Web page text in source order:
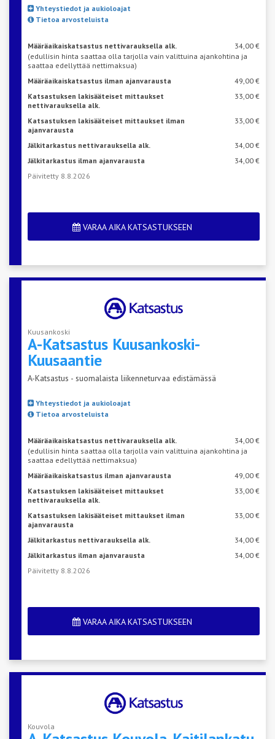
Yhteystiedot ja aukioloajat
Tietoa arvosteluista
Määräaikaiskatsastus nettivarauksella alk.
34,00 €
(edullisin hinta saattaa olla tarjolla vain valittuina ajankohtina ja
saattaa edellyttää nettimaksua)
Määräaikaiskatsastus ilman ajanvarausta
49,00 €
Katsastuksen lakisääteiset mittaukset
nettivarauksella alk.
33,00 €
Katsastuksen lakisääteiset mittaukset ilman
ajanvarausta
33,00 €
Jälkitarkastus nettivarauksella alk.
34,00 €
Jälkitarkastus ilman ajanvarausta
34,00 €
Päivitetty 8.8.2026
VARAA AIKA KATSASTUKSEEN
Kuusankoski
A-Katsastus Kuusankoski-
Kuusaantie
A-Katsastus - suomalaista liikenneturvaa edistämässä
Yhteystiedot ja aukioloajat
Tietoa arvosteluista
Määräaikaiskatsastus nettivarauksella alk.
34,00 €
(edullisin hinta saattaa olla tarjolla vain valittuina ajankohtina ja
saattaa edellyttää nettimaksua)
Määräaikaiskatsastus ilman ajanvarausta
49,00 €
Katsastuksen lakisääteiset mittaukset
nettivarauksella alk.
33,00 €
Katsastuksen lakisääteiset mittaukset ilman
ajanvarausta
33,00 €
Jälkitarkastus nettivarauksella alk.
34,00 €
Jälkitarkastus ilman ajanvarausta
34,00 €
Päivitetty 8.8.2026
VARAA AIKA KATSASTUKSEEN
Kouvola